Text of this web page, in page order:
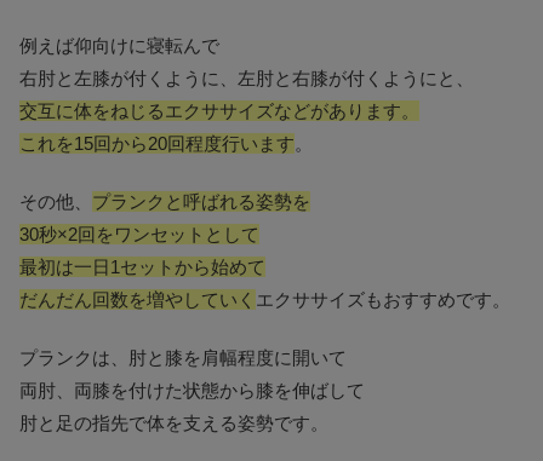
例えば仰向けに寝転んで
右肘と左膝が付くように、左肘と右膝が付くようにと、
交互に体をねじるエクササイズなどがあります。
これを15回から20回程度行います。
その他、 プランクと呼ばれる姿勢を
30秒×2回をワンセットとして
最初は一日1セットから始めて
だんだん回数を増やしていく エクササイズもおすすめです。
プランクは、肘と膝を肩幅程度に開いて
両肘、両膝を付けた状態から膝を伸ばして
肘と足の指先で体を支える姿勢です。